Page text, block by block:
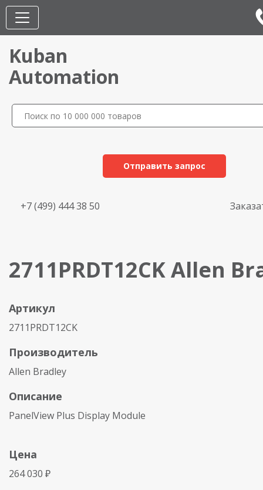
Kuban
Automation
Отправить запрос
+7 (499) 444 38 50
2711PRDT12CK Allen
Артикул
2711PRDT12CK
Производитель
Allen Bradley
Описание
PanelView Plus Display Module
Цена
264 030 ₽